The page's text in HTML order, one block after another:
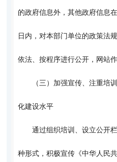
的政府信息外，其他政府信息
日内，对本部门单位的政策法
依法、按程序进行公开，网站
（三）加强宣传、注重培训
化建设水平
通过组织培训、设立公开栏
种形式，积极宣传《中华人民